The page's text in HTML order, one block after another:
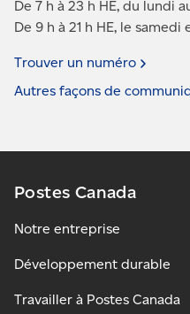
De 7 h à 23 h HE, du lundi
De 9 h à 21 h HE, le
Trouver un numéro
Autres façons de
Postes Canada
Notre entreprise
Développement durable
Travailler à Postes Canada